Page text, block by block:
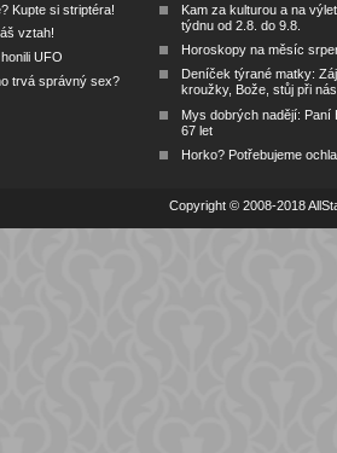
Kupte si striptéra!
vztah!
UFO
trvá správný sex?
Kam za kulturou a na
týdnu od 2.8. do 9.8.
Horoskopy na měsíc
Deníček týrané matky:
kroužky, Bože, stůj při nás
Mys dobrých nadějí: Paní
67 let
Horko? Potřebujeme
Copyright © 2008-2018